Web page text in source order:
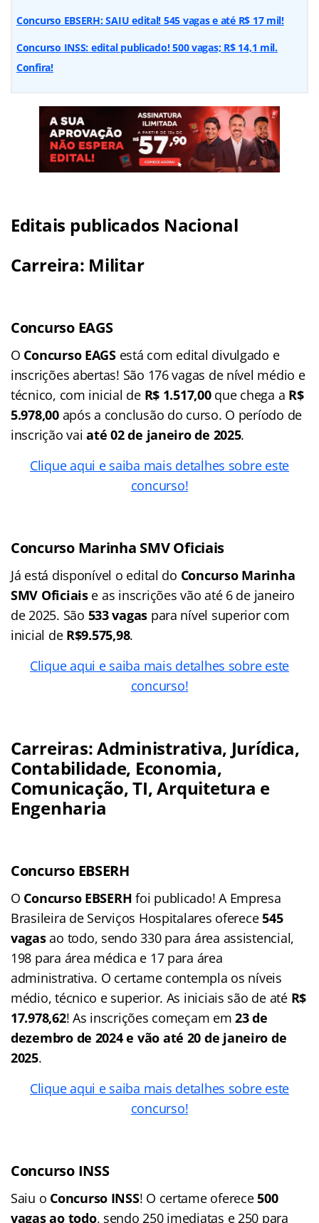
Concurso EBSERH: SAIU edital! 545 vagas e até R$ 17 mil!
Concurso INSS: edital publicado! 500 vagas; R$ 14,1 mil.
Confira!
Editais publicados Nacional
Carreira: Militar
Concurso EAGS
O Concurso EAGSestá com edital divulgado e
inscrições abertas! São 176 vagas de nível médio e
técnico, com inicial de R$ 1.517,00que chega a R$
5.978,00após a conclusão do curso. O período de
inscrição vaiaté 02 de janeiro de 2025.
Clique aqui e saiba mais detalhes sobre este
concurso!
Concurso Marinha SMV Oficiais
Já está disponível o edital do Concurso Marinha
SMV Oficiaise as inscrições vão até 6 de janeiro
de 2025. São 533 vagas para nível superior com
inicial de R$9.575,98.
Clique aqui e saiba mais detalhes sobre este
concurso!
Carreiras: Administrativa, Jurídica,
Contabilidade, Economia,
Comunicação, TI, Arquitetura e
Engenharia
Concurso EBSERH
O Concurso EBSERH foi publicado! A Empresa
Brasileira de Serviços Hospitalares oferece545
vagasao todo, sendo 330 para área assistencial,
198 para área médica e 17 para área
administrativa. O certame contempla os níveis
médio, técnico e superior. As iniciais são de atéR$
17.978,62! As inscrições começam em23 de
dezembro de 2024 e vão até 20 de janeiro de
2025.
Clique aqui e saiba mais detalhes sobre este
concurso!
Concurso INSS
Saiu o Concurso INSS! O certame oferece500
vagas ao todo, sendo 250 imediatas e 250 para